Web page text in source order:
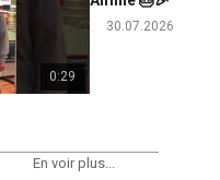
0:29
30.07.2026
En voir plus...